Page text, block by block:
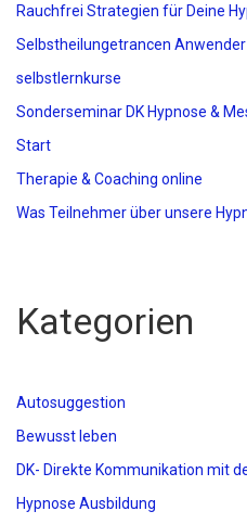
Rauchfrei Strategien für Deine
Selbstheilungetrancen Anwender
selbstlernkurse
Sonderseminar DK Hypnose &
Start
Therapie & Coaching online
Was Teilnehmer über unsere
Kategorien
Autosuggestion
Bewusst leben
DK- Direkte Kommunikation mit
Hypnose Ausbildung